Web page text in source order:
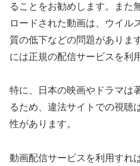
ることをお勧めします。また
ロードされた動画は、ウイル
質の低下などの問題がありま
には正規の配信サービスを利
特に、日本の映画やドラマは
るため、違法サイトでの視聴
性があります。
動画配信サービスを利用すれ